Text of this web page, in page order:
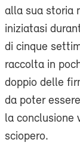
alla sua storia
iniziatasi
di cinque
raccolta in
doppio delle
da poter
la conclusione
sciopero.